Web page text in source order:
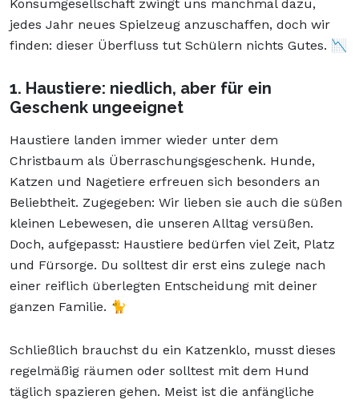
Konsumgesellschaft zwingt uns manchmal dazu,
jedes Jahr neues Spielzeug anzuschaffen, doch wir
finden: dieser Überfluss tut Schülern nichts Gutes. 📉
1. Haustiere: niedlich, aber für ein
Geschenk ungeeignet
Haustiere landen immer wieder unter dem
Christbaum als Überraschungsgeschenk. Hunde,
Katzen und Nagetiere erfreuen sich besonders an
Beliebtheit. Zugegeben: Wir lieben sie auch die süßen
kleinen Lebewesen, die unseren Alltag versüßen.
Doch, aufgepasst: Haustiere bedürfen viel Zeit, Platz
und Fürsorge. Du solltest dir erst eins zulege nach
einer reiflich überlegten Entscheidung mit deiner
ganzen Familie. 🐈
Schließlich brauchst du ein Katzenklo, musst dieses
regelmäßig räumen oder solltest mit dem Hund
täglich spazieren gehen. Meist ist die anfängliche